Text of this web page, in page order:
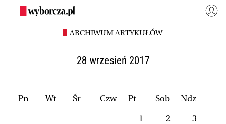
WYBORCZA.PL
Świat
Wyborcza.biz Co jest grane24
Zaloguj się
ARCHIWUM ARTYKUŁÓW
28 wrzesień 2017
Pn Wt Śr Czw Pt Sob
Ndz
1
2
3